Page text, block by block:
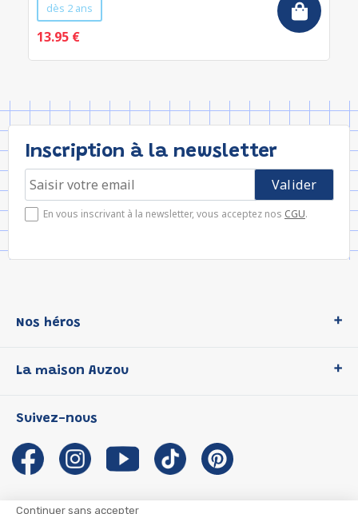
Continuer sans accepter
dès 2 ans
13.95 €
Inscription à la newsletter
En vous inscrivant à la newsletter, vous acceptez nos CGU.
Nos héros
P'tit Loup
Les Influenceuses
Migali
Petite Taupe
La maison Auzou
Notre histoire
Auzou s'engage
Auteurs et illustrateurs Auzou
Suivez-nous